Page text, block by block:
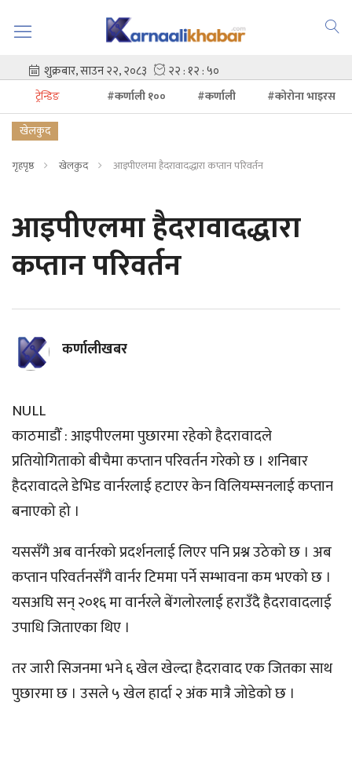
ट्रेन्डिङ #कर्णाली १०० #कर्णाली
#कोरोना भाइरस
खेलकुद
गृहपृष्ठ खेलकुद आइपीएलमा हैदरावादद्धारा कप्तान परिवर्तन
आइपीएलमा हैदरावादद्धारा
कप्तान परिवर्तन
कर्णालीखबर
NULL
काठमाडौँ : आइपीएलमा पुछारमा रहेको हैदरावादले
प्रतियोगिताको बीचैमा कप्तान परिवर्तन गरेको छ । शनिबार
हैदरावादले डेभिड वार्नरलाई हटाएर केन विलियम्सनलाई कप्तान
बनाएको हो ।
यससँगै अब वार्नरको प्रदर्शनलाई लिएर पनि प्रश्न उठेको छ । अब
कप्तान परिवर्तनसँगै वार्नर टिममा पर्ने सम्भावना कम भएको छ ।
यसअघि सन् २०१६ मा वार्नरले बेंगलोरलाई हराउँदै हैदरावादलाई
उपाधि जिताएका थिए ।
तर जारी सिजनमा भने ६ खेल खेल्दा हैदरावाद एक जितका साथ
पुछारमा छ । उसले ५ खेल हार्दा २ अंक मात्रै जोडेको छ ।